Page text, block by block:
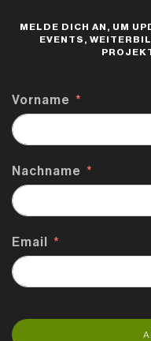
MELDE DICH AN, UM
EVENTS,
Vorname
Nachname
Email